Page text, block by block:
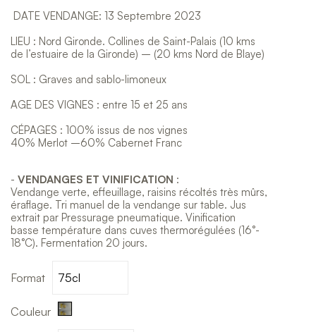
DATE VENDANGE: 13 Septembre 2023
LIEU : Nord Gironde. Collines de Saint-Palais (10 kms
de l’estuaire de la Gironde) – (20 kms Nord de Blaye)
SOL : Graves and sablo-limoneux
AGE DES VIGNES : entre 15 et 25 ans
CÉPAGES : 100% issus de nos vignes
40% Merlot –60% Cabernet Franc
- VENDANGES ET VINIFICATION :
Vendange verte, effeuillage, raisins récoltés très mûrs,
éraflage. Tri manuel de la vendange sur table. Jus
extrait par Pressurage pneumatique. Vinification
basse température dans cuves thermorégulées (16°-
18°C). Fermentation 20 jours.
Format
Couleur